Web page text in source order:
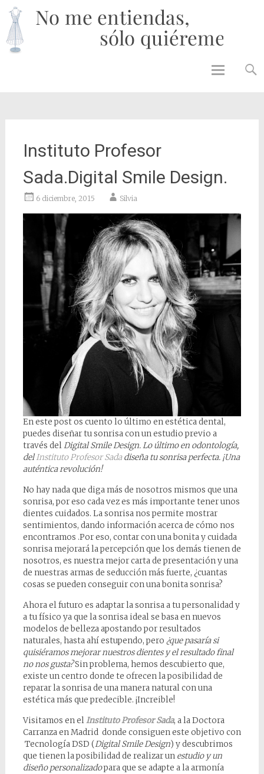
Instituto Profesor
Sada.Digital Smile Design.
6 diciembre, 2015 Silvia
En este post os cuento lo último en estética dental,
puedes diseñar tu sonrisa con un estudio previo a
través delDigital Smile Design. Lo último en odontología,
delInstituto Profesor Sadadiseña tu sonrisa perfecta. ¡Una
auténtica revolución!
No hay nada que diga más de nosotros mismos que una
sonrisa, por eso cada vez es más importante tener unos
dientes cuidados. La sonrisa nos permite mostrar
sentimientos, dando información acerca de cómo nos
encontramos .Por eso, contar con una bonita y cuidada
sonrisa mejorará la percepción que los demás tienen de
nosotros, es nuestra mejor carta de presentación y una
de nuestras armas de seducción más fuerte, ¿cuantas
cosas se pueden conseguir con una bonita sonrisa?
Ahora el futuro es adaptar la sonrisa a tu personalidad y
a tu físico ya que la sonrisa ideal se basa en nuevos
modelos de belleza apostando por resultados
naturales, hasta ahí estupendo, pero ¿que pasaría si
quisiéramos mejorar nuestros dientes y el resultado final
no nos gusta?Sin problema, hemos descubierto que,
existe un centro donde te ofrecen la posibilidad de
reparar la sonrisa de una manera natural con una
estética más que predecible. ¡Increible!
Visitamos en elInstituto Profesor Sada, a la Doctora
Carranza en Madrid donde consiguen este objetivo con
Tecnología DSD (Digital Smile Design) y descubrimos
que tienen la posibilidad de realizar un estudio y un
diseño personalizadopara que se adapte a la armonía